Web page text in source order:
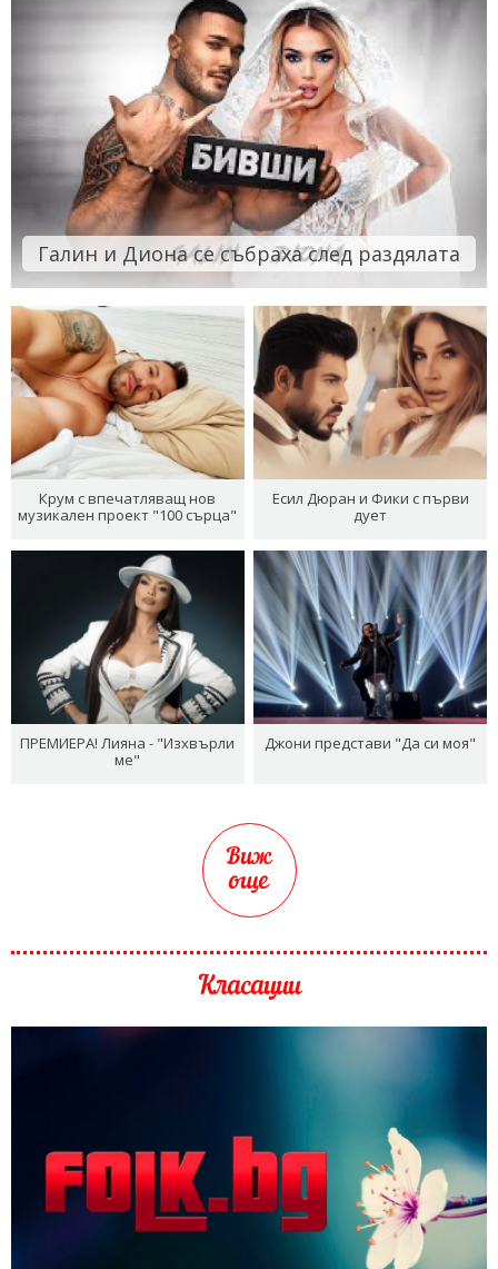
Галин и Диона се събраха след раздялата
Крум с впечатляващ нов
музикален проект "100 сърца"
Есил Дюран и Фики с първи
дует
ПРЕМИЕРА! Лияна - "Изхвърли
ме"
Джони представи "Да си моя"
Виж
още
Класации